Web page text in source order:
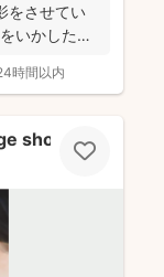
をさせてい
いかしたお
時間以内
shohe）